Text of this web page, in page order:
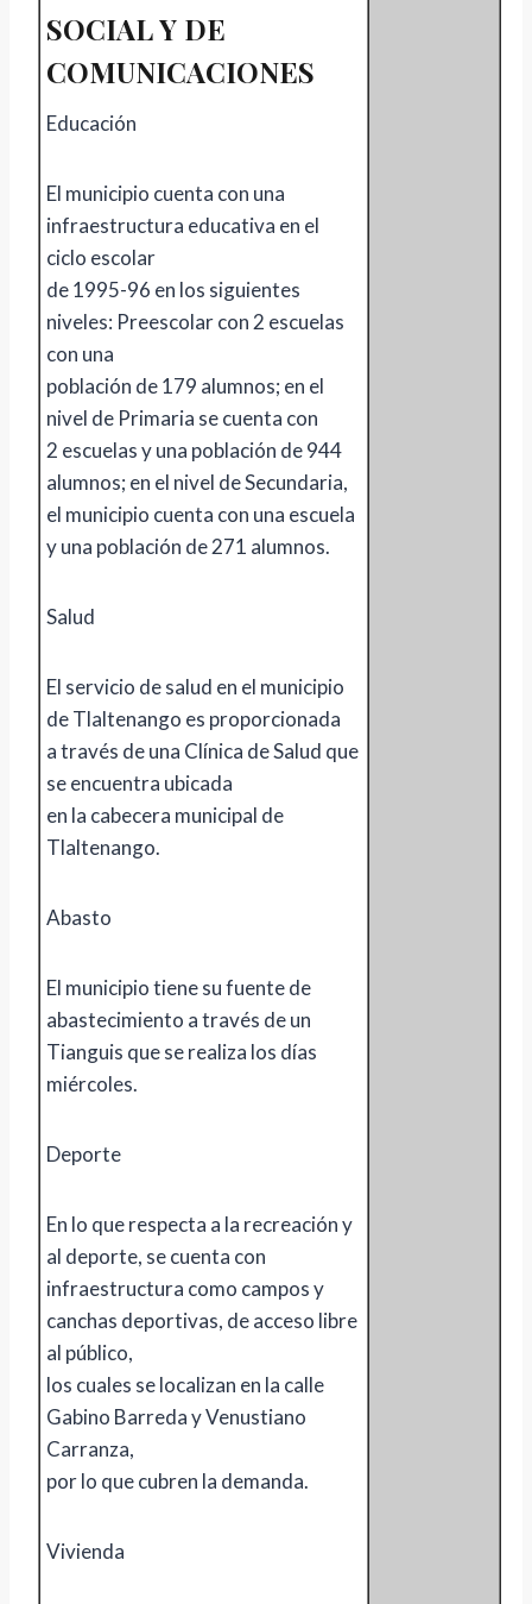
SOCIAL Y DE
COMUNICACIONES
Educación
El municipio cuenta con una
infraestructura educativa en el
ciclo escolar
de 1995-96 en los siguientes
niveles: Preescolar con 2 escuelas
con una
población de 179 alumnos; en el
nivel de Primaria se cuenta con
2 escuelas y una población de 944
alumnos; en el nivel de Secundaria,
el municipio cuenta con una escuela
y una población de 271 alumnos.
Salud
El servicio de salud en el municipio
de Tlaltenango es proporcionada
a través de una Clínica de Salud que
se encuentra ubicada
en la cabecera municipal de
Tlaltenango.
Abasto
El municipio tiene su fuente de
abastecimiento a través de un
Tianguis que se realiza los días
miércoles.
Deporte
En lo que respecta a la recreación y
al deporte, se cuenta con
infraestructura como campos y
canchas deportivas, de acceso libre
al público,
los cuales se localizan en la calle
Gabino Barreda y Venustiano
Carranza,
por lo que cubren la demanda.
Vivienda